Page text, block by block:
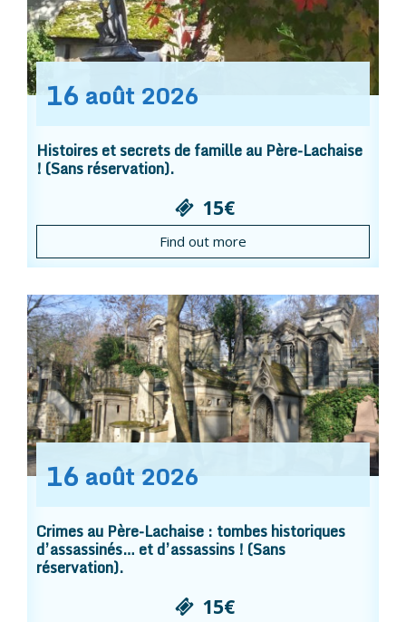
16 août 2026
Histoires et secrets de famille au Père-Lachaise
! (Sans réservation).
15€
Find out more
16 août 2026
Crimes au Père-Lachaise : tombes historiques
d’assassinés… et d’assassins ! (Sans
réservation).
15€